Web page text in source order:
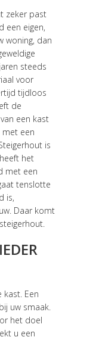
zeker past
een eigen,
woning, dan
steeds
voor
tijdloos
de
een kast
een
is
het
met een
tenslotte
is,
Daar komt
Een
uw smaak.
het doel
u een